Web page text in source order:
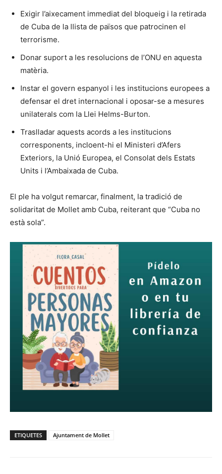
Exigir l’aixecament immediat del bloqueig i la retirada
de Cuba de la llista de països que patrocinen el
terrorisme.
Donar suport a les resolucions de l’ONU en aquesta
matèria.
Instar el govern espanyol i les institucions europees a
defensar el dret internacional i oposar-se a mesures
unilaterals com la Llei Helms-Burton.
Traslladar aquests acords a les institucions
corresponents, incloent-hi el Ministeri d’Afers
Exteriors, la Unió Europea, el Consolat dels Estats
Units i l’Ambaixada de Cuba.
El ple ha volgut remarcar, finalment, la tradició de
solidaritat de Mollet amb Cuba, reiterant que “Cuba no
està sola”.
ETIQUETES Ajuntament de Mollet